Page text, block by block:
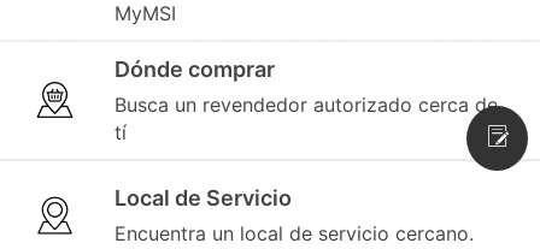
MyMSI
Dónde comprar
Busca un revendedor autorizado cerca de
tí
Local de Servicio
Encuentra un local de servicio cercano.